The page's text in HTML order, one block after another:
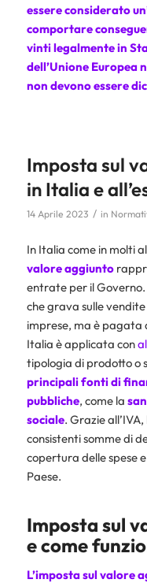
essere considerato
comportare
vinti legalmente in
dell’Unione Europea
non devono essere
Imposta sul
in Italia e
14 Aprile 2023 / in
In Italia come in molti
valore aggiunto
entrate per il
che grava sulle
imprese, ma è pagata
Italia è applicata con
tipologia di prodotto o
principali fonti di
pubbliche, come la
sociale. Grazie
consistenti somme di
copertura delle spese
Paese.
Imposta sul
e come
L’imposta sul valore